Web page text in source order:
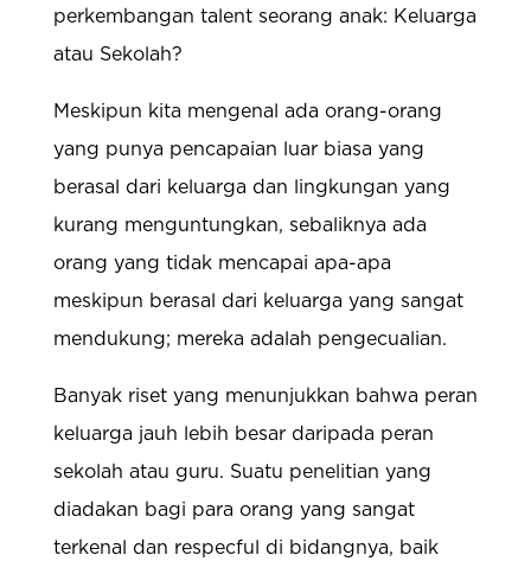
perkembangan talent seorang anak: Keluarga
atau Sekolah?
Meskipun kita mengenal ada orang-orang
yang punya pencapaian luar biasa yang
berasal dari keluarga dan lingkungan yang
kurang menguntungkan, sebaliknya ada
orang yang tidak mencapai apa-apa
meskipun berasal dari keluarga yang sangat
mendukung; mereka adalah pengecualian.
Banyak riset yang menunjukkan bahwa peran
keluarga jauh lebih besar daripada peran
sekolah atau guru. Suatu penelitian yang
diadakan bagi para orang yang sangat
terkenal dan respecful di bidangnya, baik